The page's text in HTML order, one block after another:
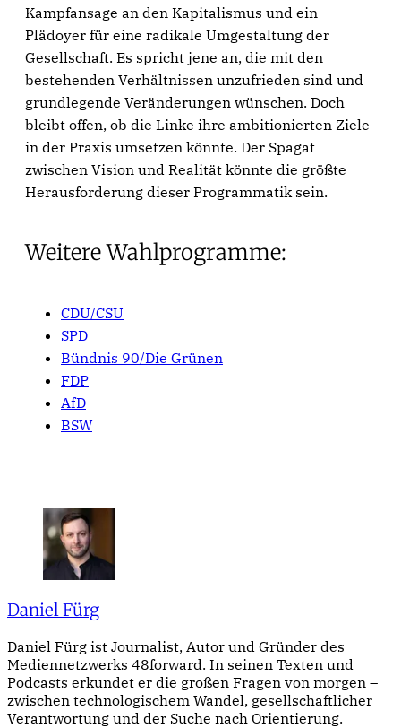
Kampfansage an den Kapitalismus und ein
Plädoyer für eine radikale Umgestaltung der
Gesellschaft. Es spricht jene an, die mit den
bestehenden Verhältnissen unzufrieden sind und
grundlegende Veränderungen wünschen. Doch
bleibt offen, ob die Linke ihre ambitionierten Ziele
in der Praxis umsetzen könnte. Der Spagat
zwischen Vision und Realität könnte die größte
Herausforderung dieser Programmatik sein.
Weitere Wahlprogramme:
CDU/CSU
SPD
Bündnis 90/Die Grünen
FDP
AfD
BSW
Daniel Fürg
Daniel Fürg ist Journalist, Autor und Gründer des
Mediennetzwerks 48forward. In seinen Texten und
Podcasts erkundet er die großen Fragen von morgen –
zwischen technologischem Wandel, gesellschaftlicher
Verantwortung und der Suche nach Orientierung.